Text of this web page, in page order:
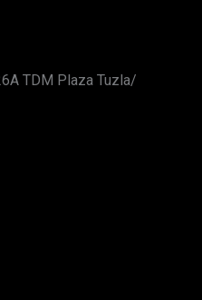
TDM Plaza Tuzla/